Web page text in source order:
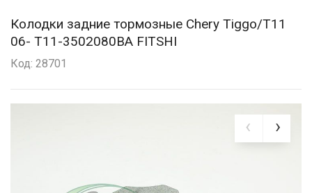
Колодки задние тормозные Chery Tiggo/T11
06- T11-3502080BA FITSHI
Код: 28701